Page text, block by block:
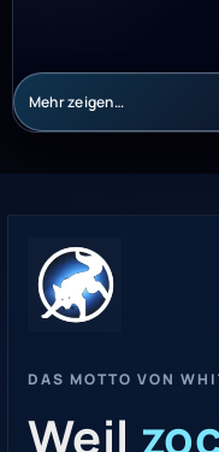
Mehr zeigen…
DAS MOTTO VON
Weil